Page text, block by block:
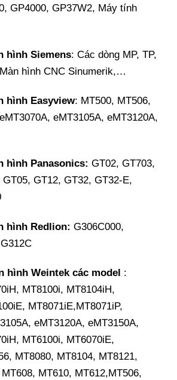
GP4000, GP37W2, Máy tính
hình Siemens: Các dòng MP, TP,
hình CNC Sinumerik,…
hình Easyview: MT500, MT506,
eMT3105A, eMT3120A,
hình Panasonics: GT02, GT703,
GT12, GT32, GT32-E,
hình Redlion: G306C000,
hình Weintek các model :
MT8100i, MT8104iH,
MT8071iE,MT8071iP,
eMT3120A, eMT3150A,
MT6100i, MT6070iE,
MT8080, MT8104, MT8121,
MT610, MT612,MT506,